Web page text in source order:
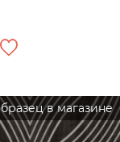
в магазине